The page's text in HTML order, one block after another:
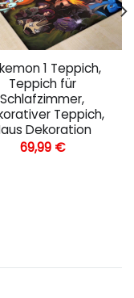
1 Teppich,
Teppich für
Schlafzimmer,
Teppich,
Dekoration
69,99 €